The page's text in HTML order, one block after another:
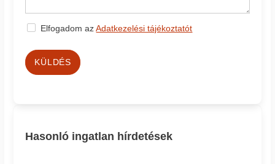
Elfogadom azAdatkezelési tájékoztatót
KÜLDÉS
Hasonló ingatlan hírdetések